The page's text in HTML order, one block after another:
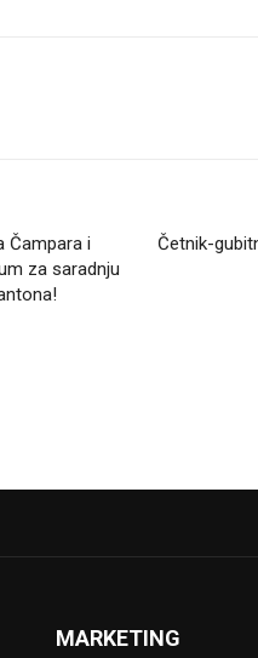
Čampara i
za saradnju
Četnik-
MARKETING